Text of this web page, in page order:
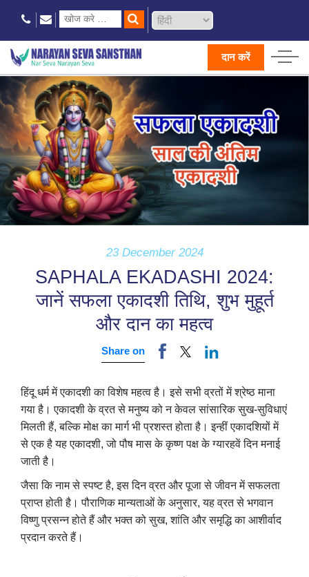
दान करें
23 December 2024
SAPHALA EKADASHI 2024:
जानें सफला एकादशी तिथि, शुभ मुहूर्त
और दान का महत्व
Share on
हिंदू धर्म में एकादशी का विशेष महत्व है। इसे सभी व्रतों में श्रेष्ठ माना
गया है। एकादशी के व्रत से मनुष्य को न केवल सांसारिक सुख-सुविधाएं
मिलती हैं,बल्कि मोक्ष का मार्ग भी प्रशस्त होता है। इन्हीं एकादशियों में
से एक है यह एकादशी,जो पौष मास के कृष्ण पक्ष के ग्यारहवें दिन मनाई
जाती है।
जैसा कि नाम से स्पष्ट है,इस दिन व्रत और पूजा से जीवन में सफलता
प्राप्त होती है। पौराणिक मान्यताओं के अनुसार,यह व्रत से भगवान
विष्णु प्रसन्न होते हैं और भक्त को सुख,शांति और समृद्धि का आशीर्वाद
प्रदान करते हैं।